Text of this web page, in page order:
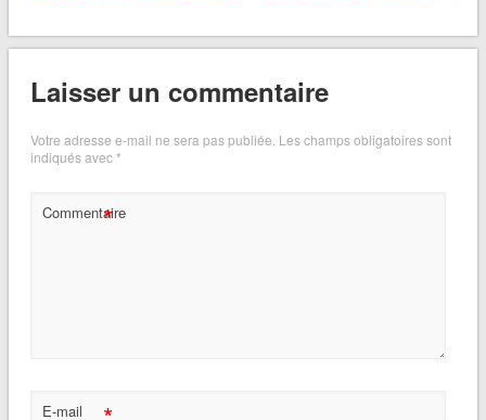
Laisser un commentaire
Votre adresse e-mail ne sera pas publiée. Les champs obligatoires sont
indiqués avec*
Commentaire
*
E-mail